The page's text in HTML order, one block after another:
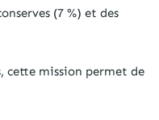
(7 %) et des
cette mission permet de